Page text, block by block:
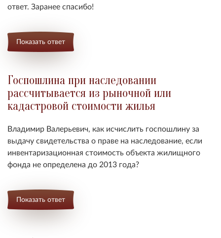
ответ. Заранее спасибо!
Показать ответ
Госпошлина при наследовании
рассчитывается из рыночной или
кадастровой стоимости жилья
Владимир Валерьевич, как исчислить госпошлину за
выдачу свидетельства о праве на наследование, если
инвентаризационная стоимость объекта жилищного
фонда не определена до 2013 года?
Показать ответ